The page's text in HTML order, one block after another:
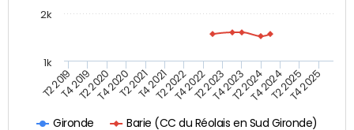
Gironde Barie (CC du Réolais en Sud Gironde)
T2 2019T4 2019T2 2020T4 2020T2 2021T4 2021T2 2022T4 2022T2 2023T4 2023T2 2024T4 2024T2 2025T4 2025
1k
2k